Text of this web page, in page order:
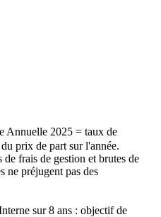
Annuelle 2025 = taux de
prix de part sur l'année.
de frais de gestion et brutes de
ne préjugent pas des
sur 8 ans : objectif de